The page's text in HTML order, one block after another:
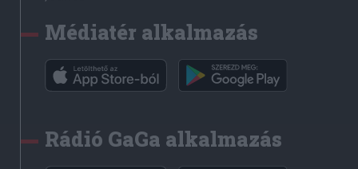
Médiatér alkalmazás
Rádió GaGa alkalmazás